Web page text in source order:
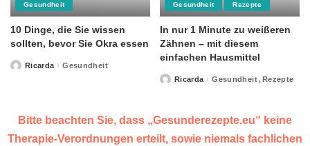
Gesundheit
10 Dinge, die Sie wissen
sollten, bevor Sie Okra essen
PostedRicarda Gesundheit
Gesundheit Rezepte
In nur 1 Minute zu weißeren
Zähnen – mit diesem
einfachen Hausmittel
PostedRicarda Gesundheit Rezepte
Bitte beachten Sie, dass „Gesunderezepte.eu“ keine
Therapie-Verordnungen erteilt, sowie niemals fachlichen